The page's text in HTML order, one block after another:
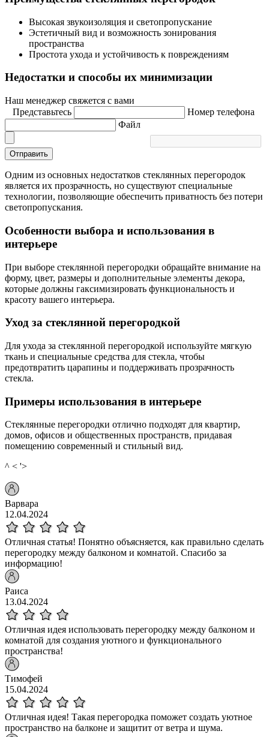
Высокая звукоизоляция и светопропускание
Эстетичный вид и возможность зонирования
пространства
Простота ухода и устойчивость к повреждениям
Недостатки и способы их минимизации
Наш менеджер свяжется с вами
Представьтесь
Номер телефона
Файл
Отправить
Одним из основных недостатков стеклянных перегородок
является их прозрачность, но существуют специальные
технологии, позволяющие обеспечить приватность без потери
светопропускания.
Особенности выбора и использования в
интерьере
При выборе стеклянной перегородки обращайте внимание на
форму, цвет, размеры и дополнительные элементы декора,
которые должны гаксимизировать функциональность и
красоту вашего интерьера.
Уход за стеклянной перегородкой
Для ухода за стеклянной перегородкой используйте мягкую
ткань и специальные средства для стекла, чтобы
предотвратить царапины и поддерживать прозрачность
стекла.
Примеры использования в интерьере
Стеклянные перегородки отлично подходят для квартир,
домов, офисов и общественных пространств, придавая
помещению современный и стильный вид.
^ < '>
Варвара
12.04.2024
Отличная статья! Понятно объясняется, как правильно сделать
перегородку между балконом и комнатой. Спасибо за
информацию!
Раиса
13.04.2024
Отличная идея использовать перегородку между балконом и
комнатой для создания уютного и функционального
пространства!
Тимофей
15.04.2024
Отличная идея! Такая перегородка поможет создать уютное
пространство на балконе и защитит от ветра и шума.